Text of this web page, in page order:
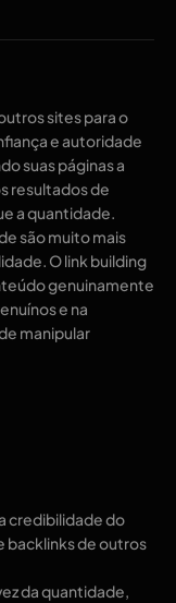
sites para o
e autoridade
suas páginas a
resultados de
a quantidade.
são muito mais
O link building
genuinamente
e na
manipular
credibilidade do
backlinks de outros
da quantidade,